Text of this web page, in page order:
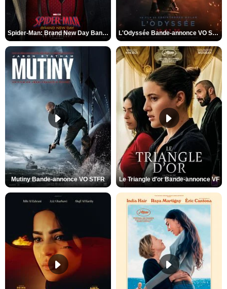
Spider-Man: Brand New Day Bande-annonce VO STFR L'Odyssée Bande-annonce VO STFR
Mutiny Bande-annonce VO STFR Le Triangle d'or Bande-annonce VF